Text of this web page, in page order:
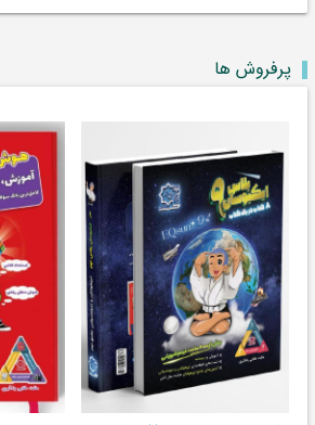
پرفروش ها